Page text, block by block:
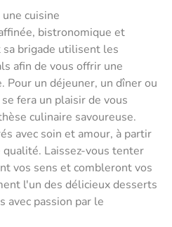
cuisine
bistronomique et
brigade utilisent les
afin de vous offrir une
Pour un déjeuner, un dîner ou
fera un plaisir de vous
culinaire savoureuse.
avec soin et amour, à partir
Laissez-vous tenter
vos sens et combleront vos
l'un des délicieux desserts
avec passion par le